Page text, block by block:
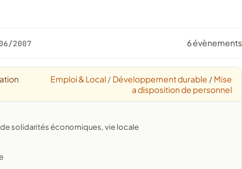
2007 6 évènements
Emploi & Local / Développement durable / Mise
a disposition de personnel
solidarités économiques, vie locale